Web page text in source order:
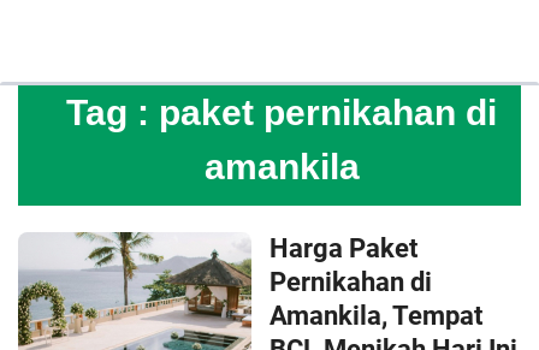
Tag : paket pernikahan di
amankila
Harga Paket
Pernikahan di
Amankila, Tempat